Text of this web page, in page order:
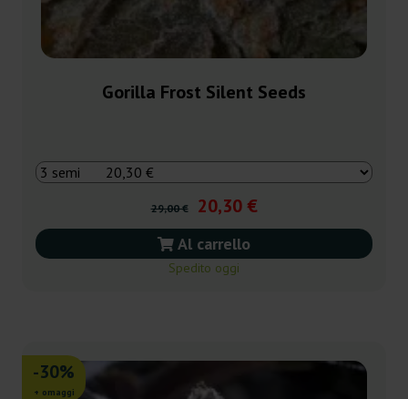
Gorilla Frost Silent Seeds
29,00 € 20,30 €
Al carrello
Spedito oggi
-30%
+ omaggi